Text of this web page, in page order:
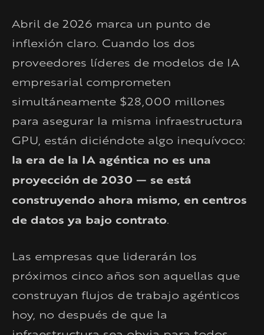
Abril de 2026 marca un punto de
inflexión claro. Cuando los dos
proveedores líderes de modelos de IA
empresarial comprometen
simultáneamente $28,000 millones
para asegurar la misma infraestructura
GPU, están diciéndote algo inequívoco:
la era de la IA agéntica no es una
proyección de 2030 — se está
construyendo ahora mismo, en centros
de datos ya bajo contrato.
Las empresas que liderarán los
próximos cinco años son aquellas que
construyan flujos de trabajo agénticos
hoy, no después de que la